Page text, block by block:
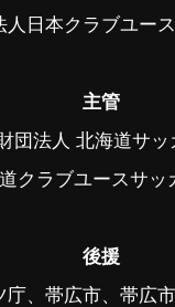
人日本クラブユー
主管
団法人 北海道サッ
クラブユースサッ
後援
庁、帯広市、帯広